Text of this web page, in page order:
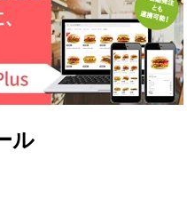
ル